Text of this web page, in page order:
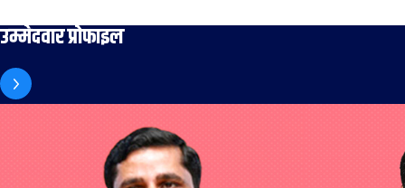
उम्मेदवार प्रोफाइल